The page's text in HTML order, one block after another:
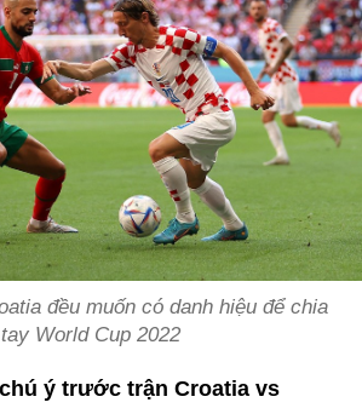
đều muốn có danh hiệu để chia
tay World Cup 2022
ý trước trận Croatia vs